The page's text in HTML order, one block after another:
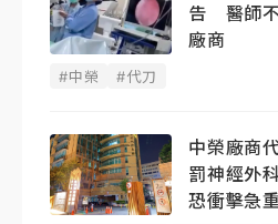
告 醫師
廠商
#中榮 #代刀
中榮廠商
罰神經外
恐衝擊急